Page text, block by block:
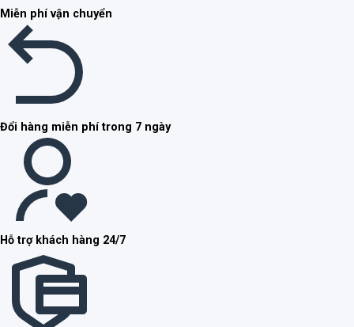
Miễn phí vận chuyển
Đổi hàng miễn phí trong 7 ngày
Hỗ trợ khách hàng 24/7